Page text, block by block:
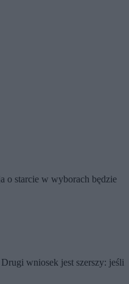
o starcie w wyborach będzie
Drugi wniosek jest szerszy: jeśli